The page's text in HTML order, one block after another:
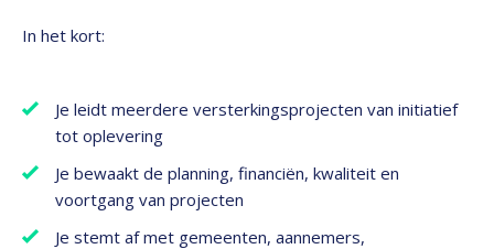
In het kort:
Je leidt meerdere versterkingsprojecten van initiatief
tot oplevering
Je bewaakt de planning, financiën, kwaliteit en
voortgang van projecten
Je stemt af met gemeenten, aannemers,